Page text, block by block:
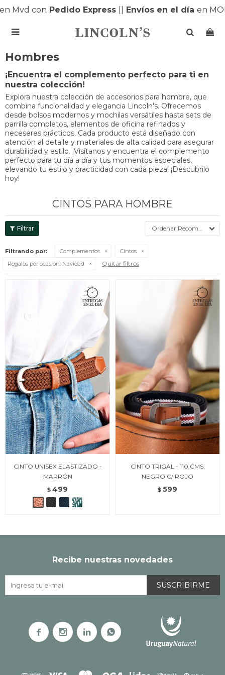
Mvd conPedido Express| Envíos en el díaen

Hombres
¡Encuentra el complemento perfecto para ti en
nuestra colección!
Explora nuestra colección de accesorios para hombre, que
combina funcionalidad y elegancia Lincoln's. Ofrecemos
desde bolsos modernos y mochilas versátiles hasta sets de
parrilla completos, elementos de oficina refinados y
neceseres prácticos. Cada producto está diseñado con
atención al detalle y materiales de alta calidad para asegurar
durabilidad y estilo. ¡Visítanos y encuentra el complemento
perfecto para tu día a día y tus momentos especiales,
elevando tu estilo y practicidad con cada pieza! ¡Descubrilo
hoy!
CINTOS PARA HOMBRE
Recomendados
Filtrando por: Complementos
Cintos
Regalos por ocasión: Navidad Quitar filtros
CINTO UNISEX ELASTIZADO -
MARRÓN
$ 499
CINTO TRIGAL - 110 CMS.
NEGRO C/ ROJO
$ 599
Recibe nuestras novedades
SUSCRIBIRME
   